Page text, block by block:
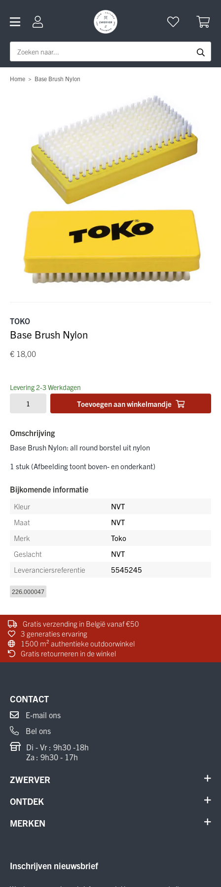
Home > Base Brush Nylon
TOKO
Base Brush Nylon
€ 18,00
Levering 2-3 Werkdagen
Toevoegen aan winkelmandje
Omschrijving
Base Brush Nylon: all round borstel uit nylon
1 stuk (Afbeelding toont boven- en onderkant)
Bijkomende informatie
Kleur
NVT
Maat
NVT
Merk
Toko
Geslacht
NVT
Leveranciersreferentie
5545245
226.000047
Gratis verzending in België vanaf €50
3 generaties ervaring
1500 m² authentieke outdoorwinkel
Gratis retourneren in de winkel
ZWERVER
Contact
Annuleer order
ONTDEK
Schoenen
MERKEN
Smartwool
CONTACT
E-mail ons
Bel ons
Di - Vr : 9h30 -18h
Za : 9h30 - 17h
Inschrijven nieuwsbrief